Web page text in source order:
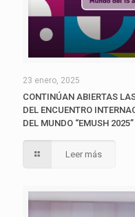
23 enero, 2025
CONTINÚAN ABIERTAS
DEL ENCUENTRO
DEL MUNDO “EMUSH 2025”
Leer más